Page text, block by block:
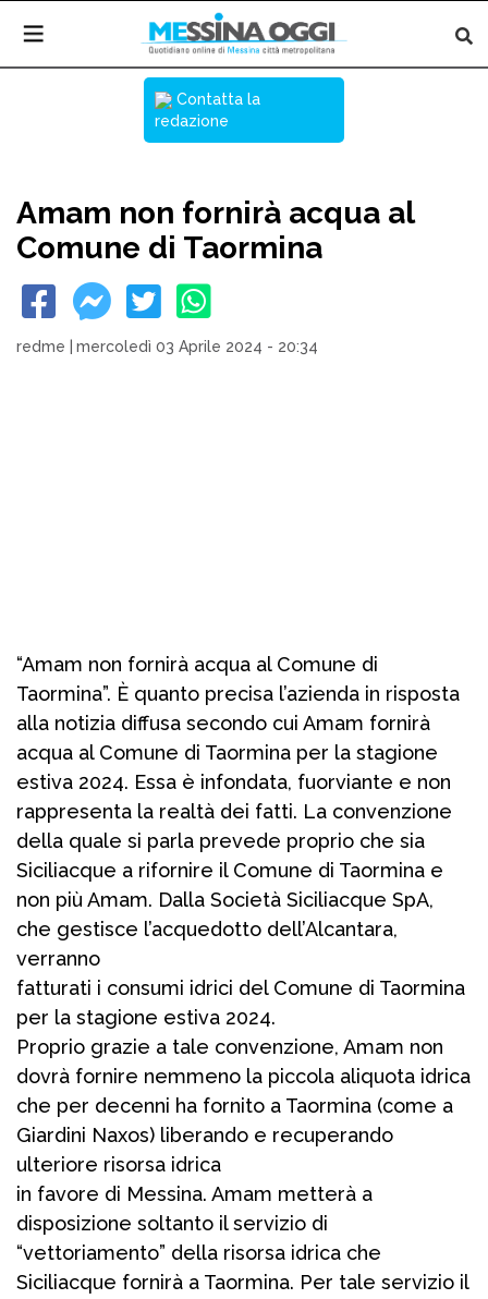
Contatta la
redazione
Amam non fornirà acqua al
Comune di Taormina
redme mercoledì 03 Aprile 2024 - 20:34
“Amam non fornirà acqua al Comune di
Taormina”. È quanto precisa l’azienda in risposta
alla notizia diffusa secondo cui Amam fornirà
acqua al Comune di Taormina per la stagione
estiva 2024. Essa è infondata, fuorviante e non
rappresenta la realtà dei fatti. La convenzione
della quale si parla prevede proprio che sia
Siciliacque a rifornire il Comune di Taormina e
non più Amam. Dalla Società Siciliacque SpA,
che gestisce l’acquedotto dell’Alcantara,
verranno
fatturati i consumi idrici del Comune di Taormina
per la stagione estiva 2024.
Proprio grazie a tale convenzione, Amam non
dovrà fornire nemmeno la piccola aliquota idrica
che per decenni ha fornito a Taormina (come a
Giardini Naxos) liberando e recuperando
ulteriore risorsa idrica
in favore di Messina. Amam metterà a
disposizione soltanto il servizio di
“vettoriamento” della risorsa idrica che
Siciliacque fornirà a Taormina. Per tale servizio il